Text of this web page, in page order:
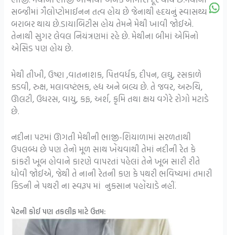
સબ્જીમાં ગૈલોપ્ટોમાઈનન તત્વ હોય છે જેનાથી હૃદયનું સ્વાસથ્ય
બરાબર થાય છે.ડાયાબિટીસ હોય તેમને મેથી ખાવી જોઈએ.
તેનાથી સુગર લેવલ નિયંત્રણમાં રહે છે. મેથીના બીમાં એમિનો
એસિડ પણ હોય છે.
મેથી તીખી, ઉષ્ણ ,વાતનાશક, પિત્તવર્ધક, દીપન, લઘુ, રસકાળે
કડવી, રુક્ષ, મલાવષ્‍ટંભક, હ્રદ્ય અને બલ્ય છે. તે જવર, અરુચિ,
ઊલટી, ઉધરસ, વાયુ, કફ, અર્શ, કૃમિ તથા ક્ષય વગેરે રોગો મટાડે
છે.
નદીના પટમાં ઊગતી મેથીની ભાજી-શિયાળામાં સરળતાથી
ઉપલબ્ધ છે પણ તેનો મૂળ સાથ ખેંચવાથી તેમાં નદીની રેત કે
કાંકરી ખૂબ હોવાને કારણે વાપરતાં પહેલાં તેને ખૂબ સારી રીતે
ધોવી જોઈએ, જેથી તે નાની રેતની કણ કે પથરી ભવિષ્યમાં તમારી
કિડની ને પથરી ના સ્વરૂપ માં નુકસાન પહોંચાડે નહીં.
પેટની કોઈ પણ તકલીફ માટે ઉત્તમ: